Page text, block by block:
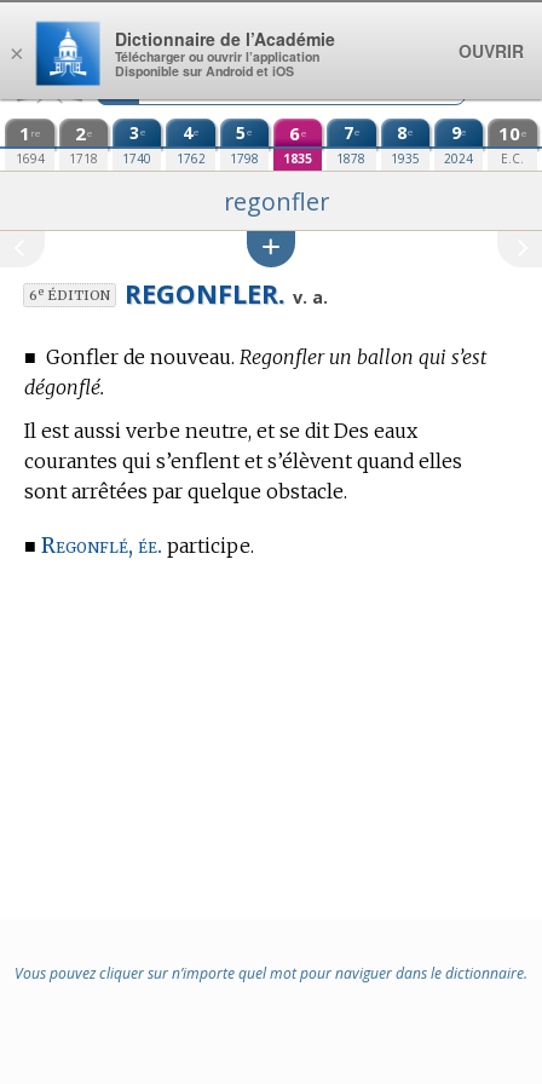
Aller au contenu
1 re
1694
2e
1718
3e
1740
4e
1762
5e
1798
6e
1835
7e
1878
8e
1935
9e
2024
10e
E.C.
regonfler
6eÉDITION REGONFLER. v. a.
■ Gonfler de nouveau. Regonfler un ballon qui s’est
dégonflé.
Il est aussi verbe neutre, et se dit Des eaux
courantes qui s’enflent et s’élèvent quand elles
sont arrêtées par quelque obstacle.
■ Regonflé, ée. participe.
Vous pouvez cliquer sur n’importe quel mot pour naviguer dans le dictionnaire.
×
Dictionnaire de l’Académie
Télécharger ou ouvrir l’application
Disponible sur Android et iOS
OUVRIR